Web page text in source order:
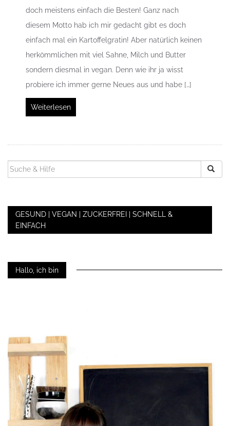
doch meistens einfach die Besten! Ganz nach
diesem Motto hab ich mir gedacht gibt es doch
einfach mal ein Kartoffelgratin! Aber natürlich keinen
herkömmlichen mit viel Sahne, Milch und Butter
sondern diesmal in vegan. Denn wie ihr ja wisst
probiere ich immer gerne Neues aus und habe […]
Weiterlesen
SUCHEN
NACH:
GESUND | VEGAN | ZUCKERFREI | SCHNELL &
EINFACH
Hallo, ich bin